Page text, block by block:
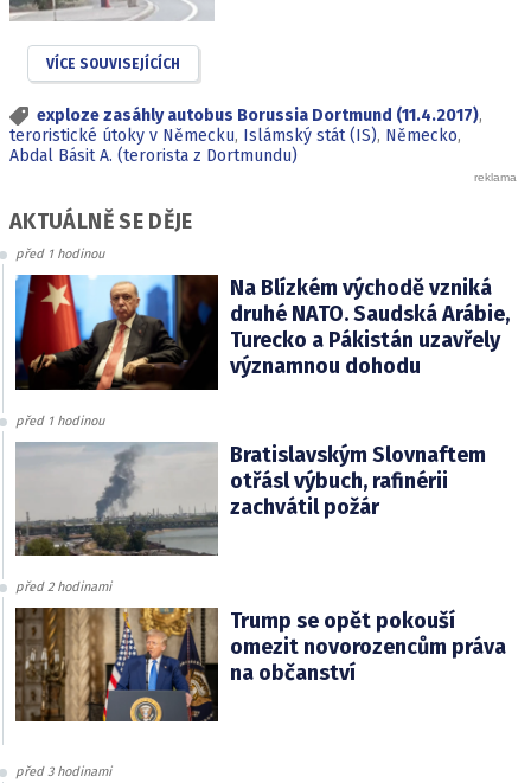
VÍCE SOUVISEJÍCÍCH
exploze zasáhly autobus Borussia Dortmund (11.4.2017),
teroristické útoky v Německu, Islámský stát (IS), Německo,
Abdal Básit A. (terorista z Dortmundu)
AKTUÁLNĚ SE DĚJE
před 1 hodinou
Na Blízkém východě vzniká
druhé NATO. Saudská Arábie,
Turecko a Pákistán uzavřely
významnou dohodu
před 1 hodinou
Bratislavským Slovnaftem
otřásl výbuch, rafinérii
zachvátil požár
před 2 hodinami
Trump se opět pokouší
omezit novorozencům práva
na občanství
před 3 hodinami